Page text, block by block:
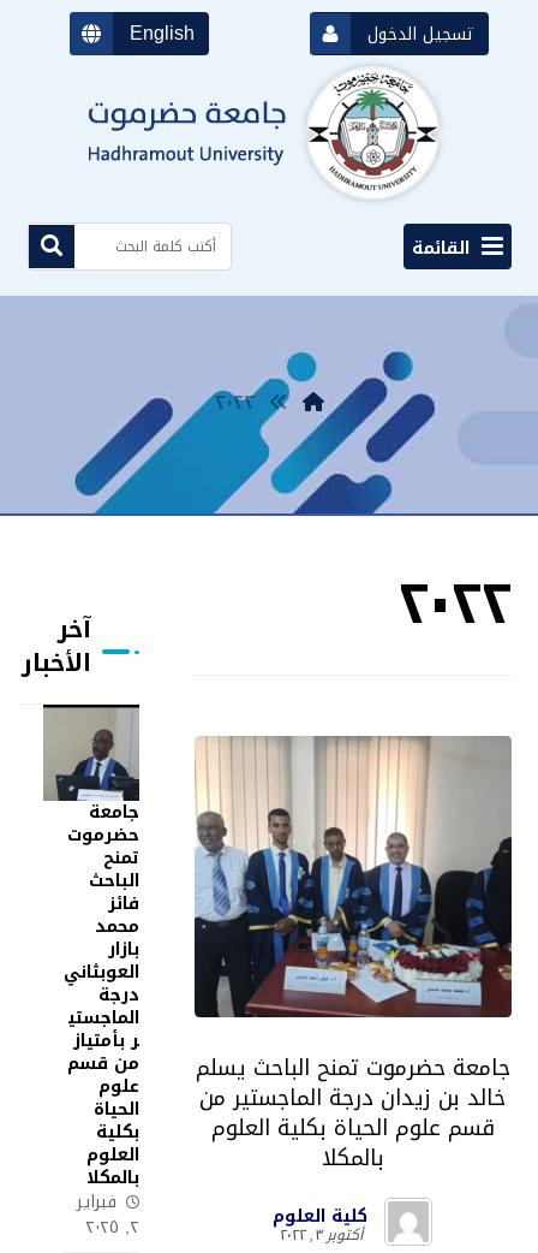
English تسجيل الدخول
القائمة
٢٠٢٢
٢٠٢٢
جامعة حضرموت تمنح الباحث يسلم
خالد بن زيدان درجة الماجستير من
قسم علوم الحياة بكلية العلوم
بالمكلا
كلية العلوم
أكتوبر ٣, ٢٠٢٢
آخر
الأخبار
جامعة
حضرموت
تمنح
الباحث
فائز
محمد
بازار
العوبثاني
درجة
الماجستي
ر بأمتياز
من قسم
علوم
الحياة
بكلية
العلوم
بالمكلا
فبراير
٢, ٢٠٢٥